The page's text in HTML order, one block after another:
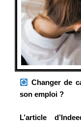
Changer de
son emploi ?
L’article